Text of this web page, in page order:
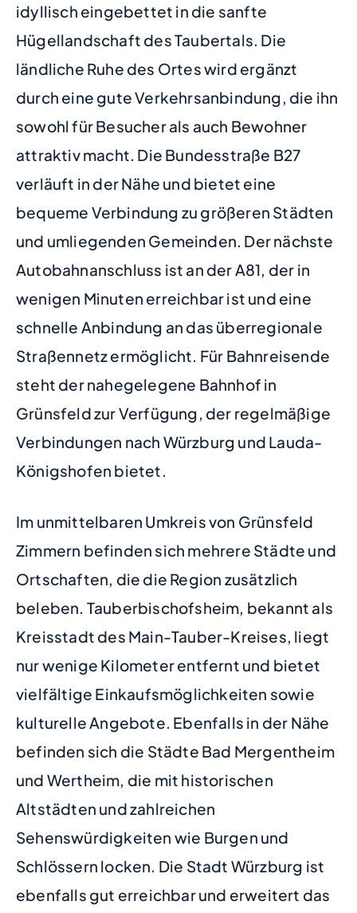
idyllisch eingebettet in die sanfte
Hügellandschaft des Taubertals. Die
ländliche Ruhe des Ortes wird ergänzt
durch eine gute Verkehrsanbindung, die ihn
sowohl für Besucher als auch Bewohner
attraktiv macht. Die Bundesstraße B27
verläuft in der Nähe und bietet eine
bequeme Verbindung zu größeren Städten
und umliegenden Gemeinden. Der nächste
Autobahnanschluss ist an der A81, der in
wenigen Minuten erreichbar ist und eine
schnelle Anbindung an das überregionale
Straßennetz ermöglicht. Für Bahnreisende
steht der nahegelegene Bahnhof in
Grünsfeld zur Verfügung, der regelmäßige
Verbindungen nach Würzburg und Lauda-
Königshofen bietet.
Im unmittelbaren Umkreis von Grünsfeld
Zimmern befinden sich mehrere Städte und
Ortschaften, die die Region zusätzlich
beleben. Tauberbischofsheim, bekannt als
Kreisstadt des Main-Tauber-Kreises, liegt
nur wenige Kilometer entfernt und bietet
vielfältige Einkaufsmöglichkeiten sowie
kulturelle Angebote. Ebenfalls in der Nähe
befinden sich die Städte Bad Mergentheim
und Wertheim, die mit historischen
Altstädten und zahlreichen
Sehenswürdigkeiten wie Burgen und
Schlössern locken. Die Stadt Würzburg ist
ebenfalls gut erreichbar und erweitert das